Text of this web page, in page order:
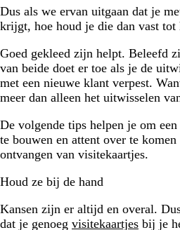
Dus als we ervan uitgaan dat je
krijgt, hoe houd je die dan vast tot
Goed gekleed zijn helpt. Beleefd
van beide doet er toe als je de
met een nieuwe klant verpest.
meer dan alleen het uitwisselen
De volgende tips helpen je om
te bouwen en attent over te
ontvangen van visitekaartjes.
Houd ze bij de hand
Kansen zijn er altijd en overal.
dat je genoeg visitekaartjes bij je